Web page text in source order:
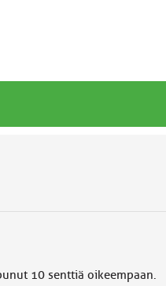
10 senttiä oikeempaan.